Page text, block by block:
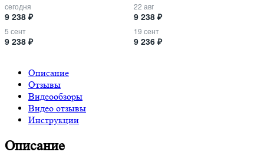
сегодня
9 238 ₽
22 авг
9 238 ₽
5 сент
9 238 ₽
19 сент
9 236 ₽
Описание
Отзывы
Видеообзоры
Видео отзывы
Инструкции
Описание